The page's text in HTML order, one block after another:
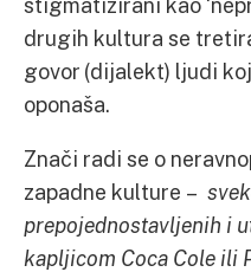
drugih kultura se
govor (dijalekt) ljudi
oponaša.
Znači radi se o
zapadne kulture –
prepojednostavljenih i
kapljicom Coca Cole ili